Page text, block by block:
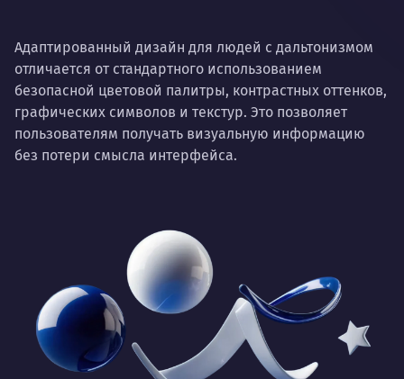
Адаптированный дизайн для людей с дальтонизмом
отличается от стандартного использованием
безопасной цветовой палитры, контрастных оттенков,
графических символов и текстур. Это позволяет
пользователям получать визуальную информацию
без потери смысла интерфейса.